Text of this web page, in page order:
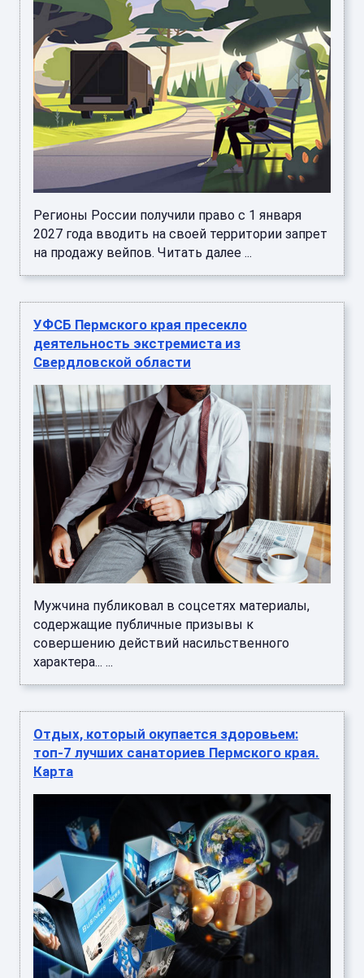
Регионы России получили право с 1 января
2027 года вводить на своей территории запрет
на продажу вейпов. Читать далее ...
УФСБ Пермского края пресекло
деятельность экстремиста из
Свердловской области
Мужчина публиковал в соцсетях материалы,
содержащие публичные призывы к
совершению действий насильственного
характера... ...
Отдых, который окупается здоровьем:
топ-7 лучших санаториев Пермского края.
Карта